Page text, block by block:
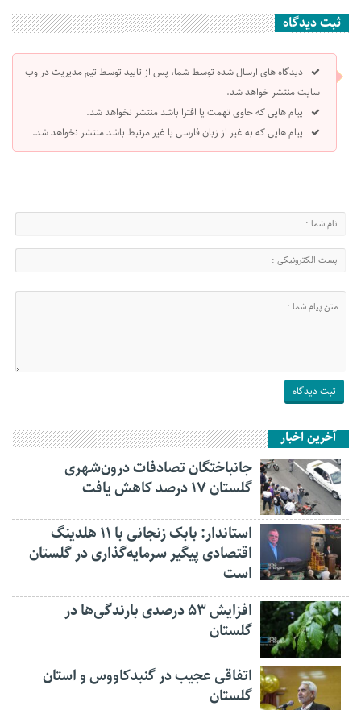
ثبت دیدگاه
دیدگاه های ارسال شده توسط شما، پس از تایید توسط تیم مدیریت در وب
سایت منتشر خواهد شد.
پیام هایی که حاوی تهمت یا افترا باشد منتشر نخواهد شد.
پیام هایی که به غیر از زبان فارسی یا غیر مرتبط باشد منتشر نخواهد شد.
آخرین اخبار
جانباختگان تصادفات درون‌شهری
گلستان ۱۷ درصد کاهش یافت
استاندار: بابک زنجانی با ۱۱ هلدینگ
اقتصادی پیگیر سرمایه‌گذاری در گلستان
است
افزایش ۵۳ درصدی بارندگی‌ها در
گلستان
اتفاقی عجیب در‌ گنبدکاووس و استان
گلستان